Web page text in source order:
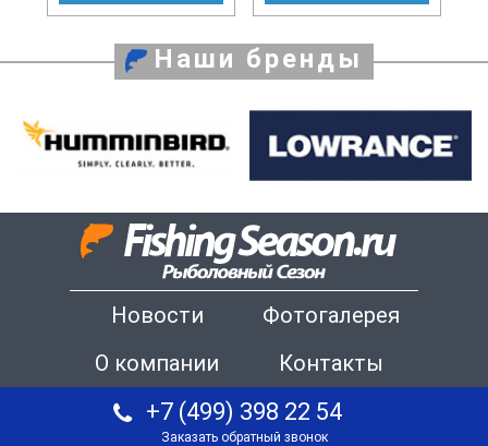
Наши бренды
Новости
Фотогалерея
О компании
Контакты
+7 (499) 398 22 54
Заказать обратный звонок